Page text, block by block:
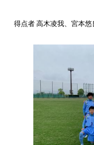
得点者 高木凌我、宮本